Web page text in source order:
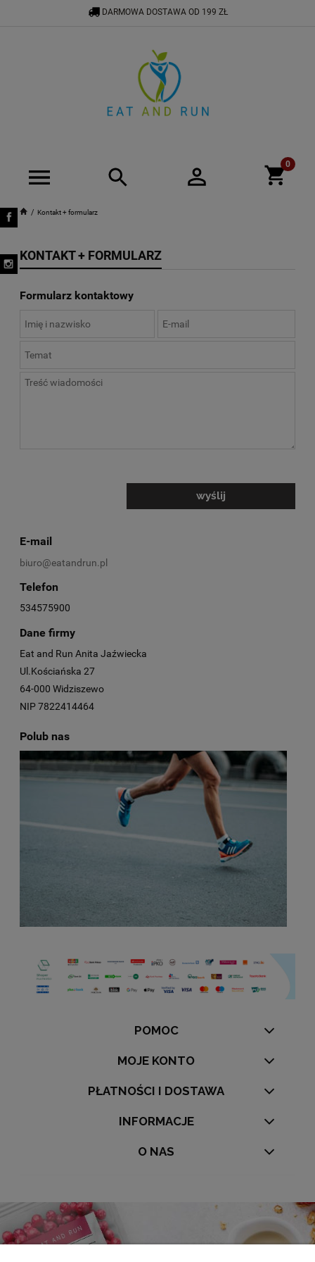
Kontakt + formularz
DARMOWA DOSTAWA OD 199 ZŁ
KONTAKT + FORMULARZ
Formularz kontaktowy
wyślij
E-mail
biuro@eatandrun.pl
Telefon
534575900
Dane firmy
Eat and Run Anita Jaźwiecka
Ul.Kościańska 27
64-000 Widziszewo
NIP 7822414464
Polub nas
POMOC
MOJE KONTO
PŁATNOŚCI I DOSTAWA
INFORMACJE
O NAS